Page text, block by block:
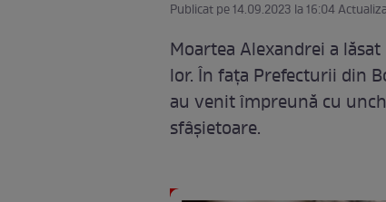
Publicat pe 14.09.2023 la 16:04
Moartea Alexandrei a
lor. În fața Prefecturii din
au venit împreună cu
sfâșietoare.